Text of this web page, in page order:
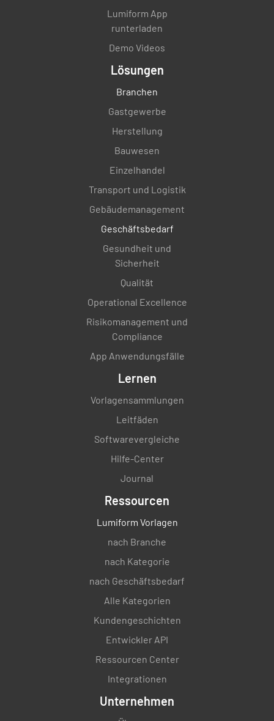
Lumiform App
runterladen
Demo Videos
Lösungen
Branchen
Gastgewerbe
Herstellung
Bauwesen
Einzelhandel
Transport und Logistik
Gebäudemanagement
Geschäftsbedarf
Gesundheit und
Sicherheit
Qualität
Operational Excellence
Risikomanagement und
Compliance
App Anwendungsfälle
Lernen
Vorlagensammlungen
Leitfäden
Softwarevergleiche
Hilfe-Center
Journal
Ressourcen
Lumiform Vorlagen
nach Branche
nach Kategorie
nach Geschäftsbedarf
Alle Kategorien
Kundengeschichten
Entwickler API
Ressourcen Center
Integrationen
Unternehmen